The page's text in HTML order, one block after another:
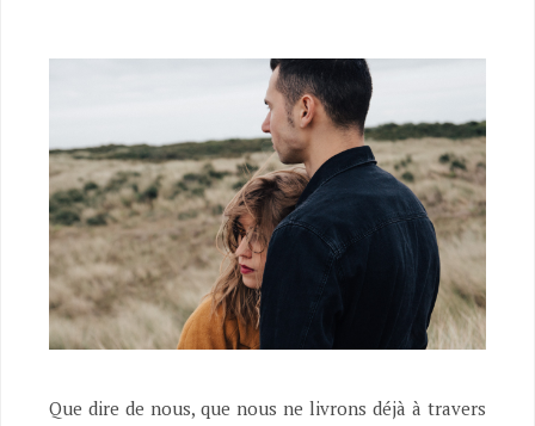
Que dire de nous, que nous ne livrons déjà à travers